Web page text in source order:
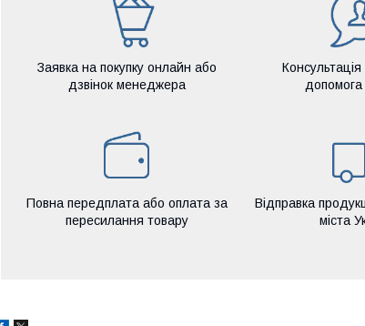
Заявка на покупку онлайн або
дзвінок менеджера
допомога
Повна передплата або оплата за
пересилання товару
Відправка
міста